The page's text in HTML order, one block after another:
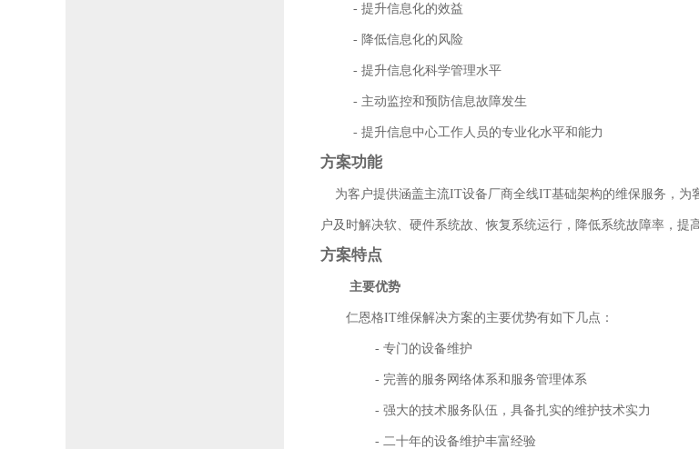
- 提升信息化的效益
- 降低信息化的风险
- 提升信息化科学管理水平
- 主动监控和预防信息故障发生
- 提升信息中心工作人员的专业化水平和能力
方案功能
为客户提供涵盖主流IT设备厂商全线IT基础架构的维保服务，为
户及时解决软、硬件系统故、恢复系统运行，降低系统故障率，提
方案特点
主要优势
仁恩格IT维保解决方案的主要优势有如下几点：
-专门的设备维护
- 完善的服务网络体系和服务管理体系
- 强大的技术服务队伍，具备扎实的维护技术实力
- 二十年的设备维护丰富经验